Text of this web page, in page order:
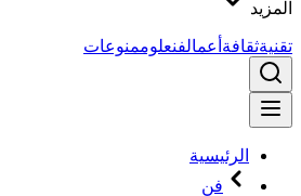
المزيد
تقنيةثقافةأعمالفنعلوممنوعات
الرئيسية
فن